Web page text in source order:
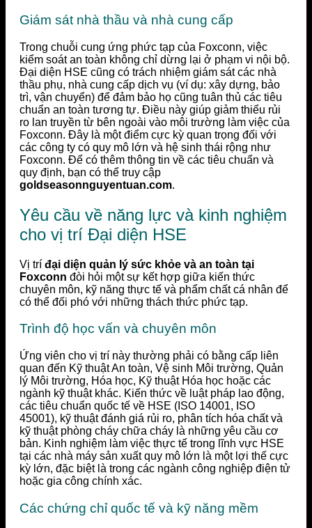
Giám sát nhà thầu và nhà cung cấp
Trong chuỗi cung ứng phức tạp của Foxconn, việc
kiểm soát an toàn không chỉ dừng lại ở phạm vi nội bộ.
Đại diện HSE cũng có trách nhiệm giám sát các nhà
thầu phụ, nhà cung cấp dịch vụ (ví dụ: xây dựng, bảo
trì, vận chuyển) để đảm bảo họ cũng tuân thủ các tiêu
chuẩn an toàn tương tự. Điều này giúp giảm thiểu rủi
ro lan truyền từ bên ngoài vào môi trường làm việc của
Foxconn. Đây là một điểm cực kỳ quan trọng đối với
các công ty có quy mô lớn và hệ sinh thái rộng như
Foxconn. Để có thêm thông tin về các tiêu chuẩn và
quy định, bạn có thể truy cập
goldseasonnguyentuan.com.
Yêu cầu về năng lực và kinh nghiệm
cho vị trí Đại diện HSE
Vị trí đại diện quản lý sức khỏe và an toàn tại
Foxconn đòi hỏi một sự kết hợp giữa kiến thức
chuyên môn, kỹ năng thực tế và phẩm chất cá nhân để
có thể đối phó với những thách thức phức tạp.
Trình độ học vấn và chuyên môn
Ứng viên cho vị trí này thường phải có bằng cấp liên
quan đến Kỹ thuật An toàn, Vệ sinh Môi trường, Quản
lý Môi trường, Hóa học, Kỹ thuật Hóa học hoặc các
ngành kỹ thuật khác. Kiến thức về luật pháp lao động,
các tiêu chuẩn quốc tế về HSE (ISO 14001, ISO
45001), kỹ thuật đánh giá rủi ro, phân tích hóa chất và
kỹ thuật phòng cháy chữa cháy là những yêu cầu cơ
bản. Kinh nghiệm làm việc thực tế trong lĩnh vực HSE
tại các nhà máy sản xuất quy mô lớn là một lợi thế cực
kỳ lớn, đặc biệt là trong các ngành công nghiệp điện tử
hoặc gia công chính xác.
Các chứng chỉ quốc tế và kỹ năng mềm